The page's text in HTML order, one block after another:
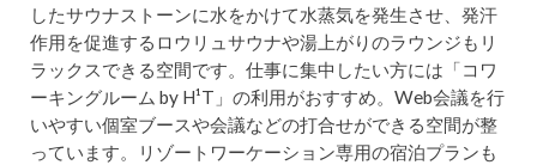
したサウナストーンに水をかけて水蒸気を発生させ、発汗
作用を促進するロウリュサウナや湯上がりのラウンジもリ
ラックスできる空間です。仕事に集中したい方には「コワ
ーキングルーム by H¹T」の利用がおすすめ。Web会議を行
いやすい個室ブースや会議などの打合せができる空間が整
っています。リゾートワーケーション専用の宿泊プランも